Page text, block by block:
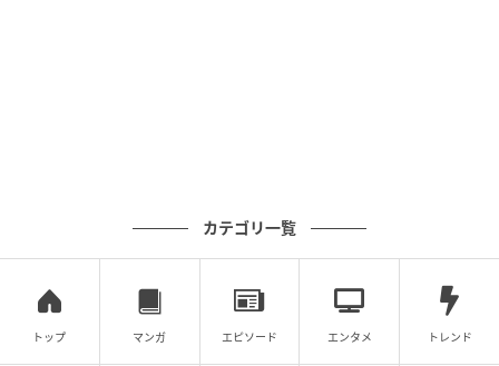
※ 夏場など室温が高くて気になる場合は、最初から冷
冷奴、焼き魚、卵かけご飯、お刺身、炒め物など、何
に合わせても美味しい「梅醤油」。
カテゴリ一覧
トップ マンガ エピソード エンタメ トレンド